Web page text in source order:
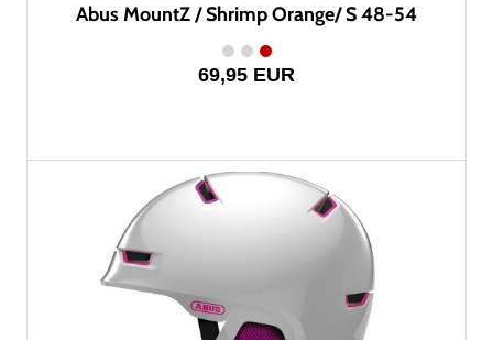
Abus MountZ / Shrimp Orange/ S 48-54
69,95 EUR